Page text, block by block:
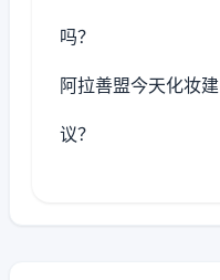
吗？
阿拉善盟今天化妆建
议？